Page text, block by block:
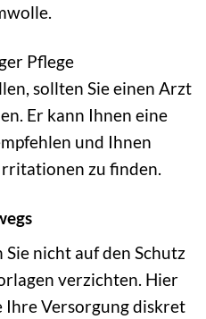
Pflege
sollten Sie einen Arzt
Er kann Ihnen eine
und Ihnen
zu finden.
nicht auf den Schutz
verzichten. Hier
Ihre Versorgung diskret